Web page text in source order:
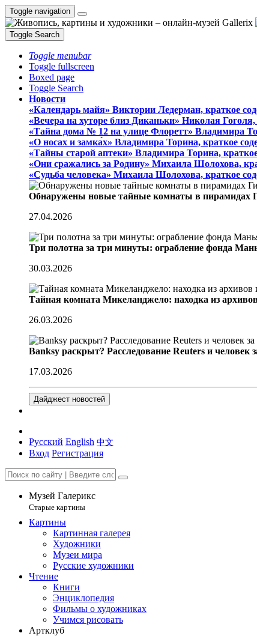
Toggle navigation
Toggle Search
Toggle menubar
Toggle fullscreen
Boxed page
Toggle Search
Новости
«Календарь майя» Виктории Ледерман, краткое
«Вечера на хуторе близ Диканьки» Николая
«Тайна дома № 12 на улице Флоретт» Владимира
«О носах и замка́х» Владимира Торина, краткое
«Тайны старой аптеки» Владимира Торина,
«Они сражались за Родину» Михаила Шолохова,
«Судьба человека» Михаила Шолохова, краткое
Обнаружены новые тайные комнаты в пирамидах
27.04.2026
Три полотна за три минуты: ограбление фонда
30.03.2026
Тайная комната Микеланджело: находка из
26.03.2026
Banksy раскрыт? Расследование Reuters и человек
17.03.2026
Дайджест новостей
Русский English 中文
Вход Регистрация
Музей Галерикс
Старые картины
Картины
Картинная галерея
Художники
Музеи мира
Русские художники
Чтение
Книги
Энциклопедия
Фильмы о художниках
Учимся рисовать
Артклуб